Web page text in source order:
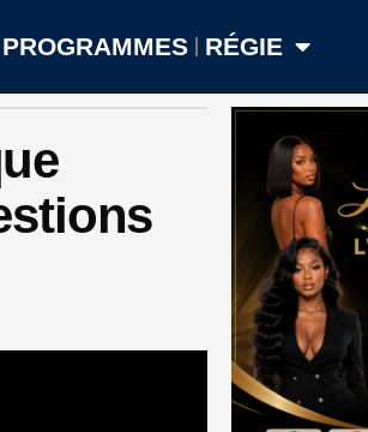
PROGRAMMES RÉGIE